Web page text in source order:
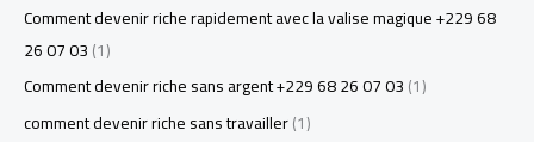
Comment devenir riche rapidement avec la valise magique +229 68
26 07 03(1)
Comment devenir riche sans argent +229 68 26 07 03(1)
comment devenir riche sans travailler(1)